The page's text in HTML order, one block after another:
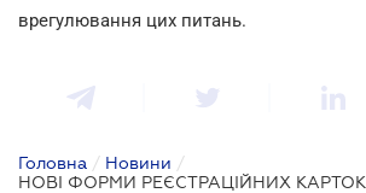
врегулювання цих питань.
Головна / Новини /
НОВІ ФОРМИ РЕЄСТРАЦІЙНИХ КАРТОК